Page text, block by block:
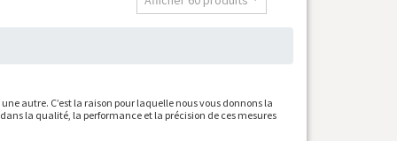
autre. C’est la raison pour laquelle nous vous donnons la
la qualité, la performance et la précision de ces mesures